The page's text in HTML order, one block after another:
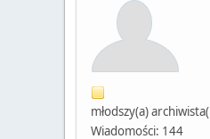
młodszy(a)
Wiadomości: 144